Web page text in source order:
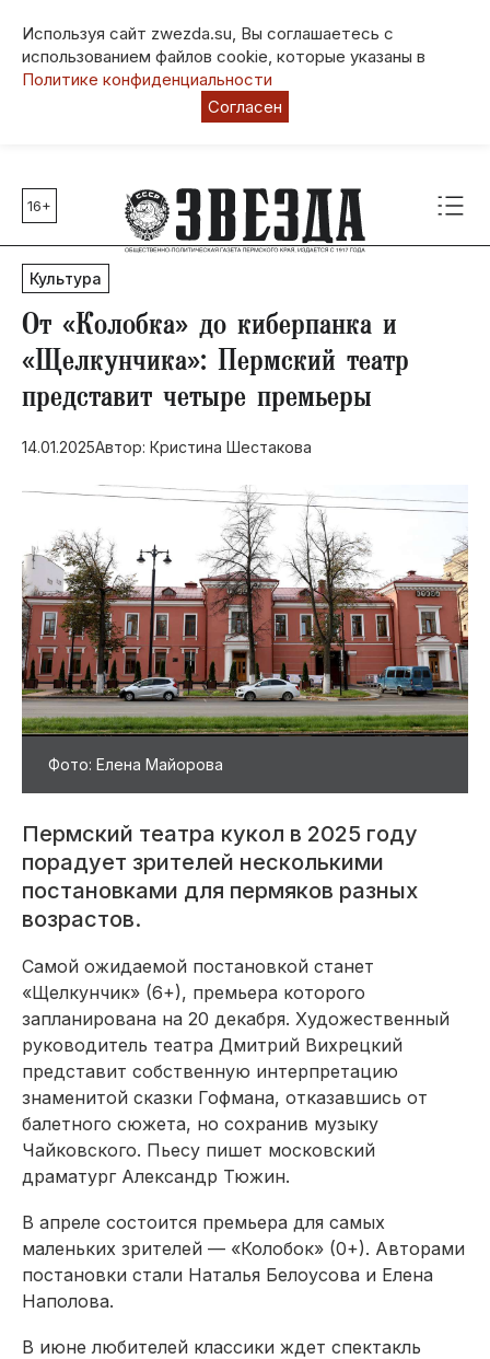
Используя сайт zwezda.su, Вы соглашаетесь с
использованием файлов cookie, которые указаны в
Политике конфиденциальности
Согласен
Главные темы
80 лет Победы
Молодежная столица РФ
СВО
Выборы в Пермском крае
Социальная поддержка
Инфраструктура
Благоустройство
16+
Культура
​От «Колобка» до киберпанка и
«Щелкунчика»: Пермский театр
представит четыре премьеры
14.01.2025Автор: Кристина Шестакова
Фото: Елена Майорова
Пермский театра кукол в 2025 году
порадует зрителей несколькими
постановками для пермяков разных
возрастов.
Самой ожидаемой постановкой станет
«Щелкунчик» (6+), премьера которого
запланирована на 20 декабря. Художественный
руководитель театра Дмитрий Вихрецкий
представит собственную интерпретацию
знаменитой сказки Гофмана, отказавшись от
балетного сюжета, но сохранив музыку
Чайковского. Пьесу пишет московский
драматург Александр Тюжин.
В апреле состоится премьера для самых
маленьких зрителей — «Колобок» (0+). Авторами
постановки стали Наталья Белоусова и Елена
Наполова.
В июне любителей классики ждет спектакль